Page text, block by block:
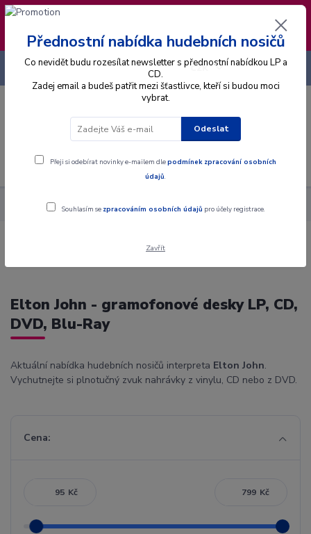
❣️ Od 4.8. do 13.8. čerpám dovolenou. Datum
expedice objednávek se posouvá na pátek
14.8.2026 🐋
Menu
CZK
+420 725 736 293
Interpret J John Elton
Elton John - gramofonové desky LP, CD,
DVD, Blu-Ray
Aktuální nabídka hudebních nosičů interpreta Elton John.
Vychutnejte si plnotučný zvuk nahrávky z vinylu, CD nebo z DVD.
Cena:
Kč Kč
Přednostní nabídka hudebních nosičů
Co nevidět budu rozesílat newsletter s přednostní nabídkou LP a
CD.
Zadej email a budeš patřit mezi šťastlivce, kteří si budou moci
vybrat.
Odeslat
Přeji si odebírat novinky e-mailem dlepodmínek zpracování osobních
údajů.
Souhlasím se zpracováním osobních údajů pro účely registrace.
Zavřít